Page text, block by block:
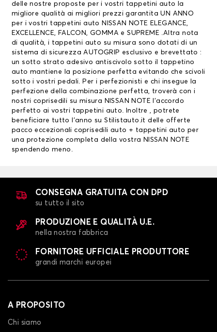
delle nostre proposte per i vostri tappetini auto la
migliore qualità ai migliori prezzi garantita UN ANNO
per i vostri tappetini auto NISSAN NOTE ELEGANCE,
EXCELLENCE, FALCON, GOMMA e SUPREME .Altra nota
di qualità, i tappetini auto su misura sono dotati di un
sistema di sicurezza AUTOGRIP esclusivo e brevettato :
un sotto strato adesivo antiscivolo sotto il tappetino
auto mantiene la posizione perfetta evitando che scivoli
sotto i vostri pedali. Per i perfezionisti e chi insegue la
perfezione della combinazione perfetta, troverà con i
nostri coprisedili su misura NISSAN NOTE l’accordo
perfetto ai vostri tappetini auto. Inoltre , potrete
beneficiare tutto l’anno su Stilistauto.it delle offerte
pacco eccezionalicoprisedili auto + tappetini auto per
una protezione completa della vostra NISSAN NOTE
spendendo meno.
CONSEGNA GRATUITA CON DPD
su tutto il sito
PRODUZIONE E QUALITÀ U.E.
nella nostra fabbrica
FORNITORE UFFICIALE PRODUTTORE
grandi marchi europei
A PROPOSITO
Chi siamo